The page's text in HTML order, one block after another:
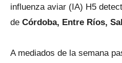
influenza aviar (IA) H5
de Córdoba, Entre Ríos,
A mediados de la semana